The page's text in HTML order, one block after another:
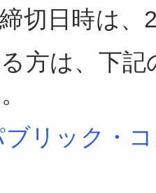
切日時は、
方は、下
ブリック・